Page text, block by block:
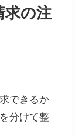
求の注
できるか
分けて整